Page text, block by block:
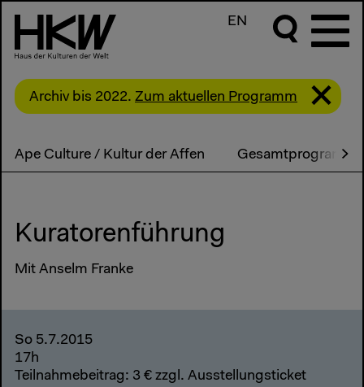
EN
Archiv bis 2022. Zum aktuellen Programm
Ape Culture / Kultur der Affen Gesamtprogramm
Kuratorenführung
Mit Anselm Franke
So 5.7.2015
17h
Teilnahmebeitrag: 3 € zzgl. Ausstellungsticket